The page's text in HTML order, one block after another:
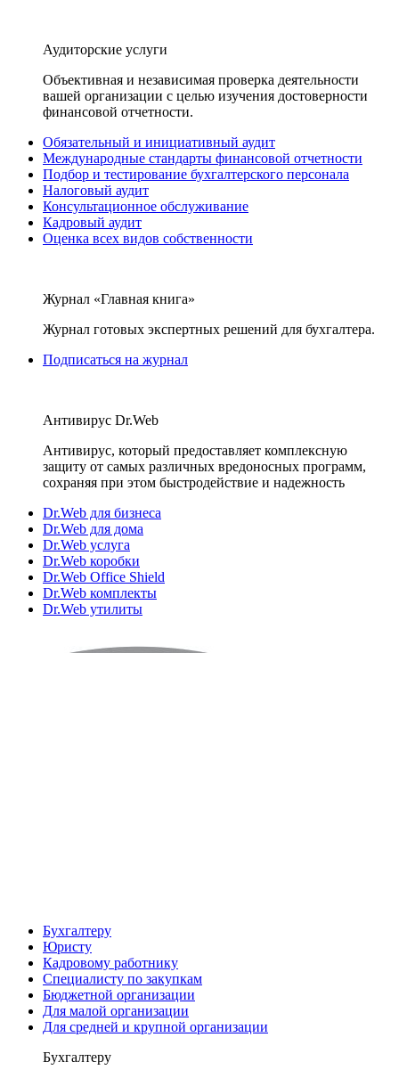
Аудиторские услуги
Объективная и независимая проверка деятельности
вашей организации с целью изучения достоверности
финансовой отчетности.
Обязательный и инициативный аудит
Международные стандарты финансовой отчетности
Подбор и тестирование бухгалтерского персонала
Налоговый аудит
Консультационное обслуживание
Кадровый аудит
Оценка всех видов собственности
Журнал «Главная книга»
Журнал готовых экспертных решений для бухгалтера.
Подписаться на журнал
Антивирус Dr.Web
Антивирус, который предоставляет комплексную
защиту от самых различных вредоносных программ,
сохраняя при этом быстродействие и надежность
Dr.Web для бизнеса
Dr.Web для дома
Dr.Web услуга
Dr.Web коробки
Dr.Web Office Shield
Dr.Web комплекты
Dr.Web утилиты
Бухгалтеру
Юристу
Кадровому работнику
Специалисту по закупкам
Бюджетной организации
Для малой организации
Для средней и крупной организации
Бухгалтеру